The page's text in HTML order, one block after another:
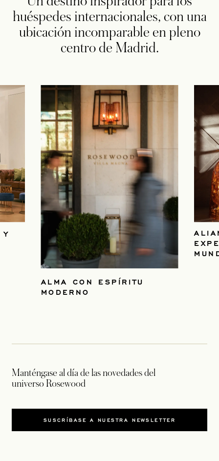
huéspedes internacionales, con una
ubicación incomparable en pleno
centro de Madrid.
Y
ALMA CON ESPÍRITU
MODERNO
Manténgase al día de las novedades del
universo Rosewood
SUSCRÍBASE A NUESTRA NEWSLETTER